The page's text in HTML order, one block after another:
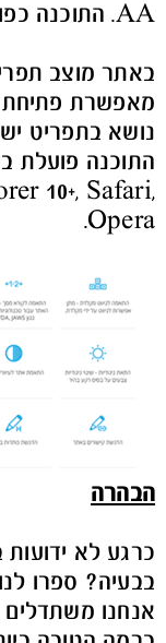
AA. התוכנה כפופה לתנאי השימוש של היצרן.
באתר מוצב
מאפשרת פתיחת
נושא בתפריט
התוכנה פועלת
10+, Safari,
Opera.
הבהרה
כרגע לא
בבעיה? ספרו
אנחנו